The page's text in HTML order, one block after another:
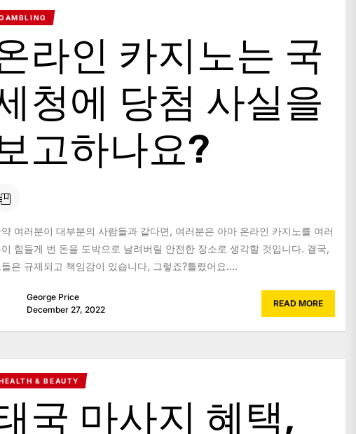
라인 카지노는 국
청에 당첨 사실을
고하나요?
약 여러분이 대부분의 사람들과 같다면, 여러분은 아마 온라인 카지노를 여러
이 힘들게 번 돈을 도박으로 날려버릴 안전한 장소로 생각할 것입니다. 결국,
들은 규제되고 책임감이 있습니다, 그렇죠?틀렸어요....
George Price
December 27, 2022
READ MORE
& BEAUTY
국 마사지 혜택,